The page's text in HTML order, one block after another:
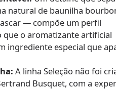
natural de baunilha
— compõe um perfil
o aromatizante artificial
ingrediente especial que
A linha Seleção não foi
Busquet, com a